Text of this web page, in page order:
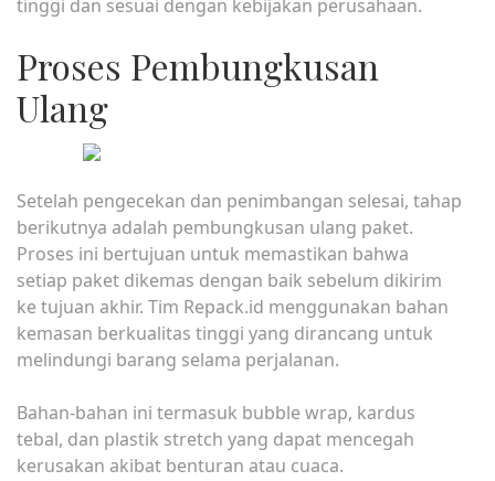
tinggi dan sesuai dengan kebijakan perusahaan.
Proses Pembungkusan
Ulang
Setelah pengecekan dan penimbangan selesai, tahap
berikutnya adalah pembungkusan ulang paket.
Proses ini bertujuan untuk memastikan bahwa
setiap paket dikemas dengan baik sebelum dikirim
ke tujuan akhir. Tim Repack.id menggunakan bahan
kemasan berkualitas tinggi yang dirancang untuk
melindungi barang selama perjalanan.
Bahan-bahan ini termasuk bubble wrap, kardus
tebal, dan plastik stretch yang dapat mencegah
kerusakan akibat benturan atau cuaca.